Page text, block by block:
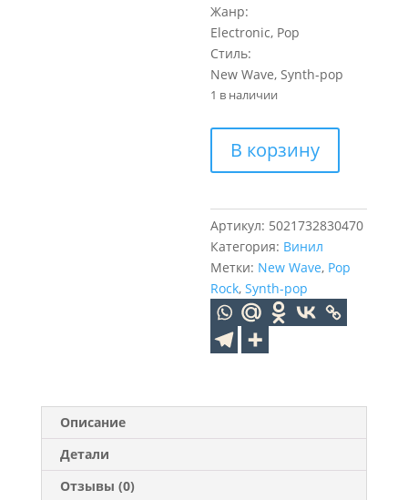
Жанр:
Electronic, Pop
Стиль:
New Wave, Synth-pop
1 в наличии
товара
Duran
Greatest
(2LP)
В корзину
Артикул: 5021732830470
Категория: Винил
Метки: New Wave, Pop
Rock,Synth-pop
Описание
Детали
Отзывы (0)